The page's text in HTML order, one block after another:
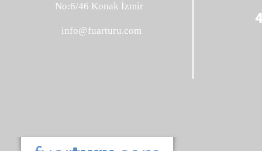
No:6/46 Konak İzmir
info@fuarturu.com